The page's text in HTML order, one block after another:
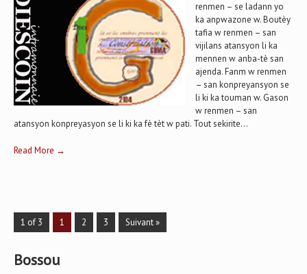
renmen – se ladann yo
ka anpwazone w. Boutèy
tafia w renmen – san
vijilans atansyon li ka
mennen w anba-tè san
ajenda. Fanm w renmen
– san konpreyansyon se
li ki ka touman w. Gason
w renmen – san
atansyon konpreyasyon se li ki ka fè tèt w pati. Tout sekirite...
Read More →
1 of 3 1 2 3 Suivant »
Bossou